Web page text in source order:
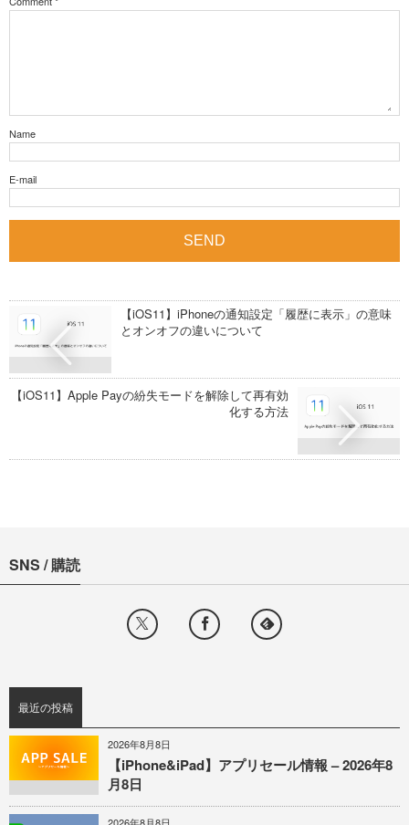
Name
E-mail
【iOS11】iPhoneの通知設定「履歴に表示」の意味
とオンオフの違いについて
【iOS11】Apple Payの紛失モードを解除して再有効
化する方法
SNS / 購読
最近の投稿
2026年8月8日
【iPhone&iPad】アプリセール情報 – 2026年8
月8日
2026年8月8日